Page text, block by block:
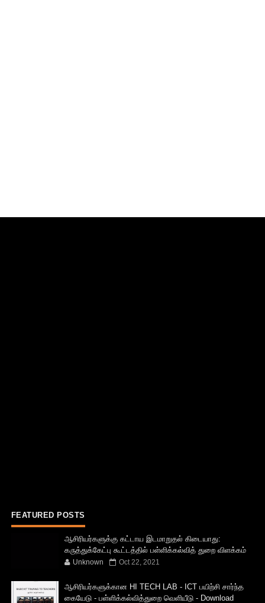
FEATURED POSTS
ஆசிரியர்களுக்கு கட்டாய இடமாறுதல் கிடையாது:
கருத்துக்கேட்பு கூட்டத்தில் பள்ளிக்கல்வித் துறை விளக்கம்
Unknown Oct 22, 2021
ஆசிரியர்களுக்கான HI TECH LAB - ICT பயிற்சி சார்ந்த
கையேடு - பள்ளிக்கல்வித்துறை வெளியீடு - Download